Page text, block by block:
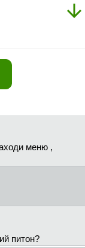
меню ,
питон?